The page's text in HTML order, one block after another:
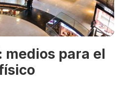
medios para el